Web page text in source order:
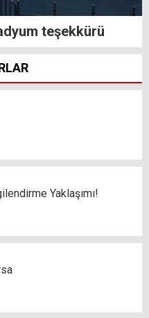
teşekkürü
Yaklaşımı!